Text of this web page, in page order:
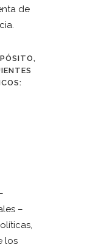
de
–
los